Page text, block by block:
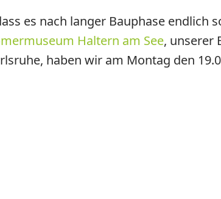
es nach langer Bauphase
Haltern am See, unserer
haben wir am Montag den